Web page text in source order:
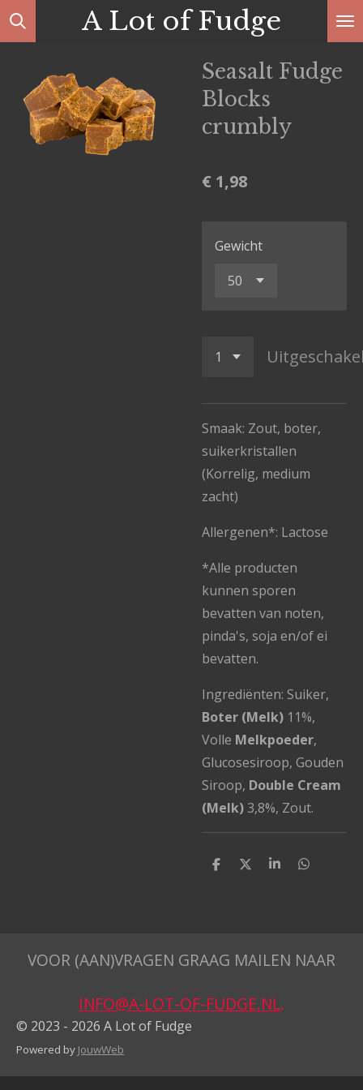
Ga
direct
hoofdinhoud
A Lot of Fudge
Seasalt Fudge
Blocks
crumbly
€ 1,98
Gewicht
Smaak: Zout, boter,
suikerkristallen
(Korrelig, medium
zacht)
Allergenen*: Lactose
*Alle producten
kunnen sporen
bevatten van noten,
pinda's, soja en/of ei
bevatten.
Ingrediënten: Suiker,
Boter (Melk) 11%,
Volle Melkpoeder,
Glucosesiroop, Gouden
Siroop, Double Cream
(Melk)3,8%, Zout.
D
D
S
D
VOOR (AAN)VRAGEN GRAAG MAILEN NAAR
INFO@A-LOT-OF-FUDGE.NL.
© 2023 - 2026 A Lot of Fudge
Powered by JouwWeb